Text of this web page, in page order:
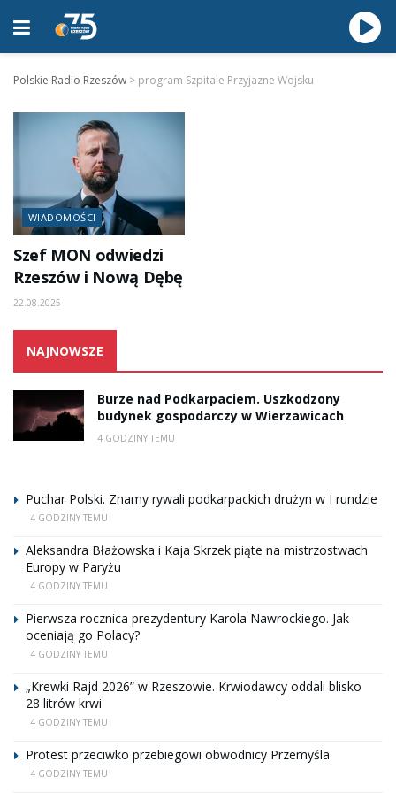
Polskie Radio Rzeszów > program Szpitale Przyjazne Wojsku
WIADOMOŚCI
Szef MON odwiedzi
Rzeszów i Nową Dębę
22.08.2025
NAJNOWSZE
Burze nad Podkarpaciem. Uszkodzony
budynek gospodarczy w Wierzawicach
4 GODZINY TEMU
Puchar Polski. Znamy rywali podkarpackich drużyn w I rundzie
4 GODZINY TEMU
Aleksandra Błażowska i Kaja Skrzek piąte na mistrzostwach
Europy w Paryżu
4 GODZINY TEMU
Pierwsza rocznica prezydentury Karola Nawrockiego. Jak
oceniają go Polacy?
4 GODZINY TEMU
„Krewki Rajd 2026” w Rzeszowie. Krwiodawcy oddali blisko
28 litrów krwi
4 GODZINY TEMU
Protest przeciwko przebiegowi obwodnicy Przemyśla
4 GODZINY TEMU